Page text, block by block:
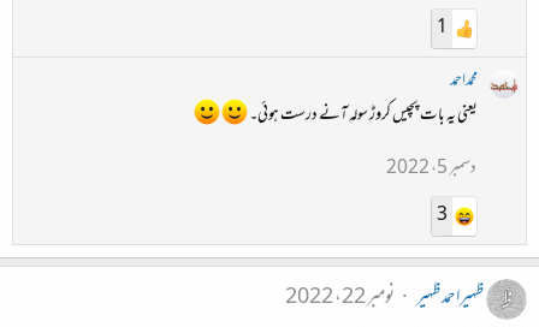
1
محمداحمد
یعنی یہ بات پچیس کروڑ سولہ آنے درست ہوئی۔
دسمبر 5، 2022
3
ظہیراحمدظہیر
نومبر 22، 2022